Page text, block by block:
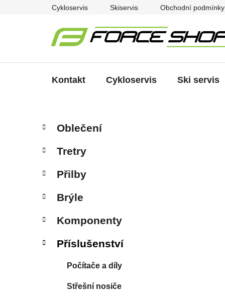
Cykloservis Skiservis Obchodní podmínky
Kontakt Cykloservis Ski servis
P
s
r
n
n
p
kategorie
a
e
o
i
Oblečení
Tretry
Přilby
Brýle
Komponenty
Příslušenství
Počítače a díly
Střešní nosiče